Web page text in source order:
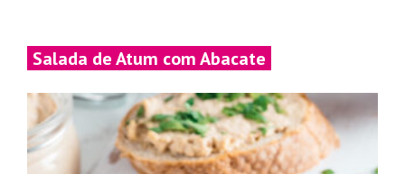
Salada de Atum com Abacate